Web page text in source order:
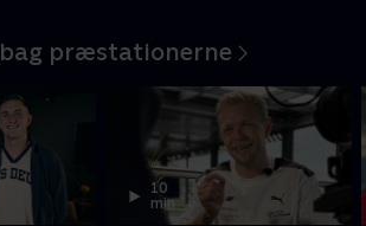
bag præstationerne
10
min